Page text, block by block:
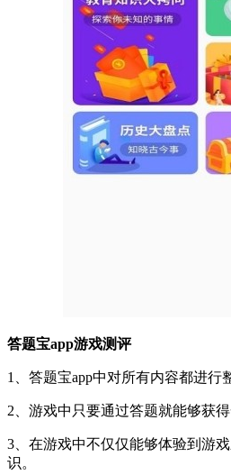
答题宝app游戏测评
1、答题宝app中对所有内容都进行
2、游戏中只要通过答题就能够获得
3、在游戏中不仅仅能够体验到游
识。